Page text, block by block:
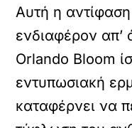
Αυτή η αντίφαση
ενδιαφέρον απ’
Orlando Bloom
εντυπωσιακή
καταφέρνει να